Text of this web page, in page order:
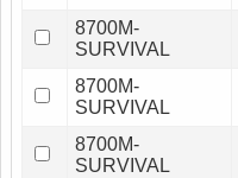
8700M-
SURVIVAL
8700M-
SURVIVAL
8700M-
SURVIVAL